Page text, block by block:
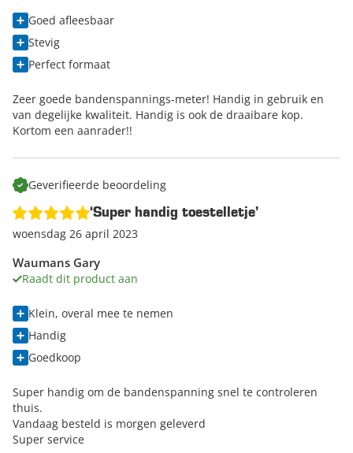
Goed afleesbaar
Stevig
Perfect formaat
Zeer goede bandenspannings-meter! Handig in gebruik en
van degelijke kwaliteit. Handig is ook de draaibare kop.
Kortom een aanrader!!
Geverifieerde beoordeling
Waumans Gary
Raadt dit product aan
‘Super handig toestelletje’
woensdag 26 april 2023
Klein, overal mee te nemen
Handig
Goedkoop
Super handig om de bandenspanning snel te controleren
thuis.
Vandaag besteld is morgen geleverd
Super service